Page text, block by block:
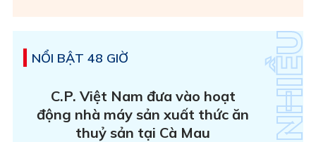
NỔI BẬT 48 GIỜ
C.P. Việt Nam đưa vào hoạt
động nhà máy sản xuất thức ăn
thuỷ sản tại Cà Mau